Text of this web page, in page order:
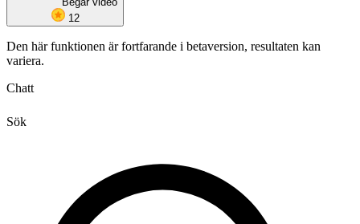
12
Den här funktionen är fortfarande i betaversion, resultaten kan
variera.
Chatt
Sök